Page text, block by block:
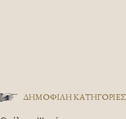
ΔΗΜΟΦΙΛΗ ΚΑΤΗΓΟΡΙΕΣ